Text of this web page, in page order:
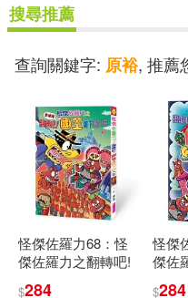
搜尋推薦
查詢關鍵字: 原裕, 推薦
怪傑佐羅力68：怪
傑佐羅力之翻轉吧!
$284
怪傑
傑佐
$284